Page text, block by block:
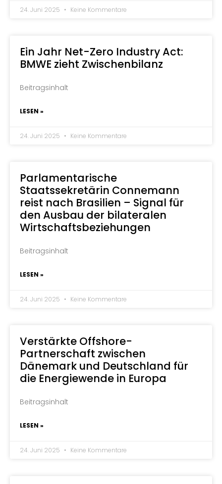
24. Juni 2025 Keine Kommentare
Ein Jahr Net-Zero Industry Act:
BMWE zieht Zwischenbilanz
Beitragsinhalt
LESEN »
24. Juni 2025 Keine Kommentare
Parlamentarische
Staatssekretärin Connemann
reist nach Brasilien – Signal für
den Ausbau der bilateralen
Wirtschaftsbeziehungen
Beitragsinhalt
LESEN »
24. Juni 2025 Keine Kommentare
Verstärkte Offshore-
Partnerschaft zwischen
Dänemark und Deutschland für
die Energiewende in Europa
Beitragsinhalt
LESEN »
24. Juni 2025 Keine Kommentare